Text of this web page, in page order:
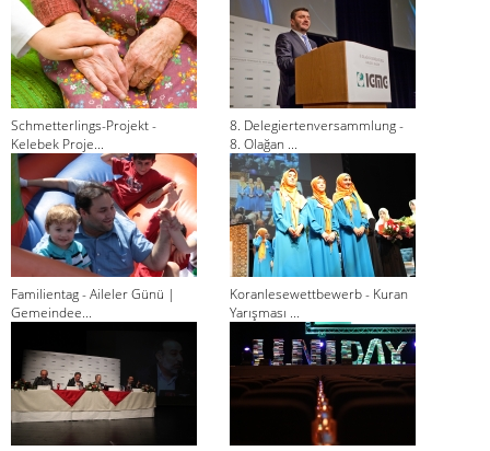
Schmetterlings-Projekt -
Kelebek Proje...
8. Delegiertenversammlung -
8. Olağan ...
Familientag - Aileler Günü |
Gemeindee...
Koranlesewettbewerb - Kuran
Yarışması ...